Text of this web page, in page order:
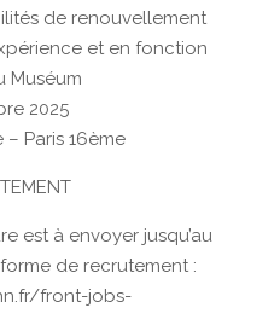
de renouvellement
et en fonction
Muséum
2025
– Paris 16ème
est à envoyer jusqu’au
de recrutement :
front-jobs-